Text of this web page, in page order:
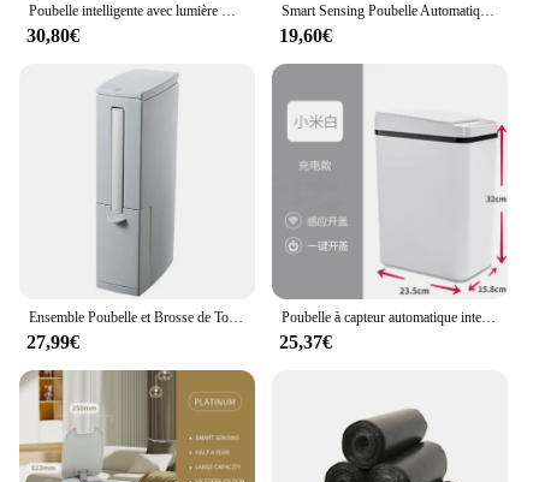
30,80€
Smart Sensing Poubelle Automatique Blanc Poubelle Cuisine Salle De Bains Étanche 12L Poubelle Électrique
19,60€
27,99€
Poubelle à capteur automatique intelligente, poubelle pour HOKitchen, poubelle de recyclage pour salon, accessoires pour la maison
25,37€